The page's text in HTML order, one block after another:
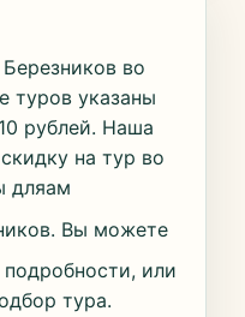
во
туров указаны
рублей. Наша
на тур во
дляам
Вы можете
или
тура.